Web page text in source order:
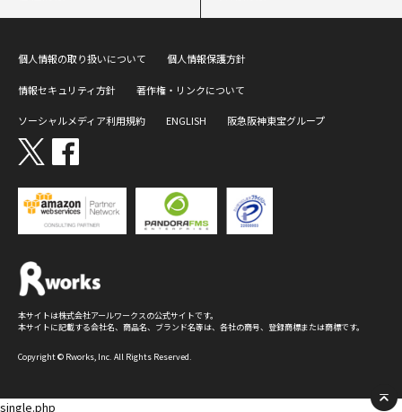
個人情報の取り扱いについて 個人情報保護方針
情報セキュリティ方針 著作権・リンクについて
ソーシャルメディア利用規約 ENGLISH 阪急阪神東宝グループ
本サイトは株式会社アールワークスの公式サイトです。
本サイトに記載する会社名、商品名、ブランド名等は、各社の商号、登録商標または商標です。
Copyright © Rworks, Inc. All Rights Reserved.
single.php